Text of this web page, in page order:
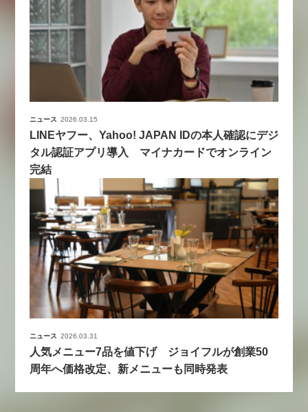
ニュース 2026.03.15
LINEヤフー、Yahoo! JAPAN IDの本人確認にデジ
タル認証アプリ導入 マイナカードでオンライン
完結
ニュース 2026.03.31
人気メニュー7品を値下げ ジョイフルが創業50
周年へ価格改定、新メニューも同時発表